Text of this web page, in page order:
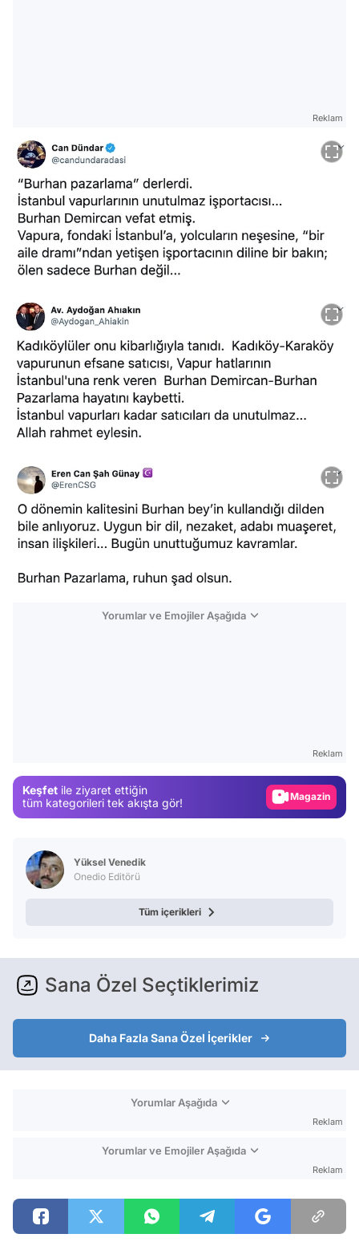
Reklam
Yorumlar ve Emojiler Aşağıda
Reklam
Keşfet ile ziyaret ettiğin
tüm kategorileri tek akışta gör!
Magazin
Yüksel Venedik
Onedio Editörü
Tüm içerikleri
Sana Özel Seçtiklerimiz
Daha Fazla Sana Özel İçerikler
Yorumlar Aşağıda
Reklam
Yorumlar ve Emojiler Aşağıda
Reklam